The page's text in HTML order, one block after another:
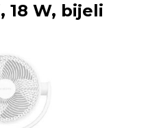
18 W, bijeli